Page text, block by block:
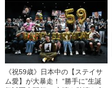
《祝59歳》日本中の【ステイサ
ム愛】が大暴走！ “勝手に”生誕